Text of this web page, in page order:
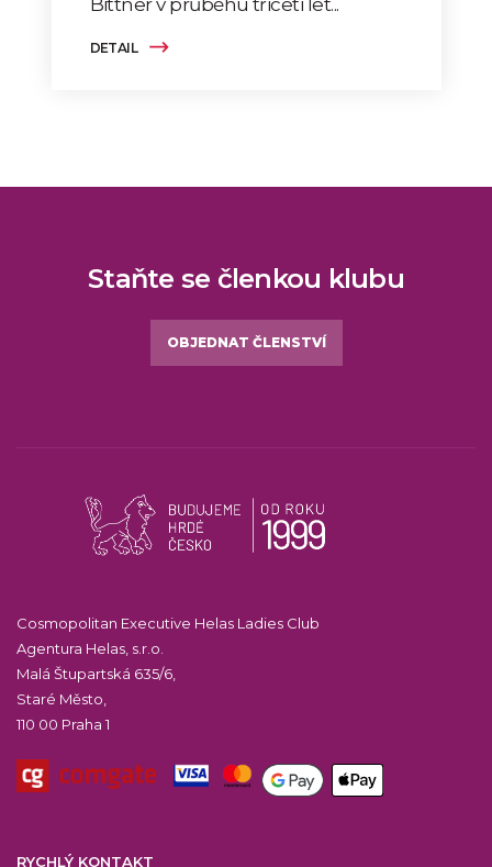
DETAIL
Staňte se členkou klubu
OBJEDNAT ČLENSTVÍ
Cosmopolitan Executive Helas Ladies Club
Agentura Helas, s.r.o.
Malá Štupartská 635/6,
Staré Město,
110 00 Praha 1
RYCHLÝ KONTAKT